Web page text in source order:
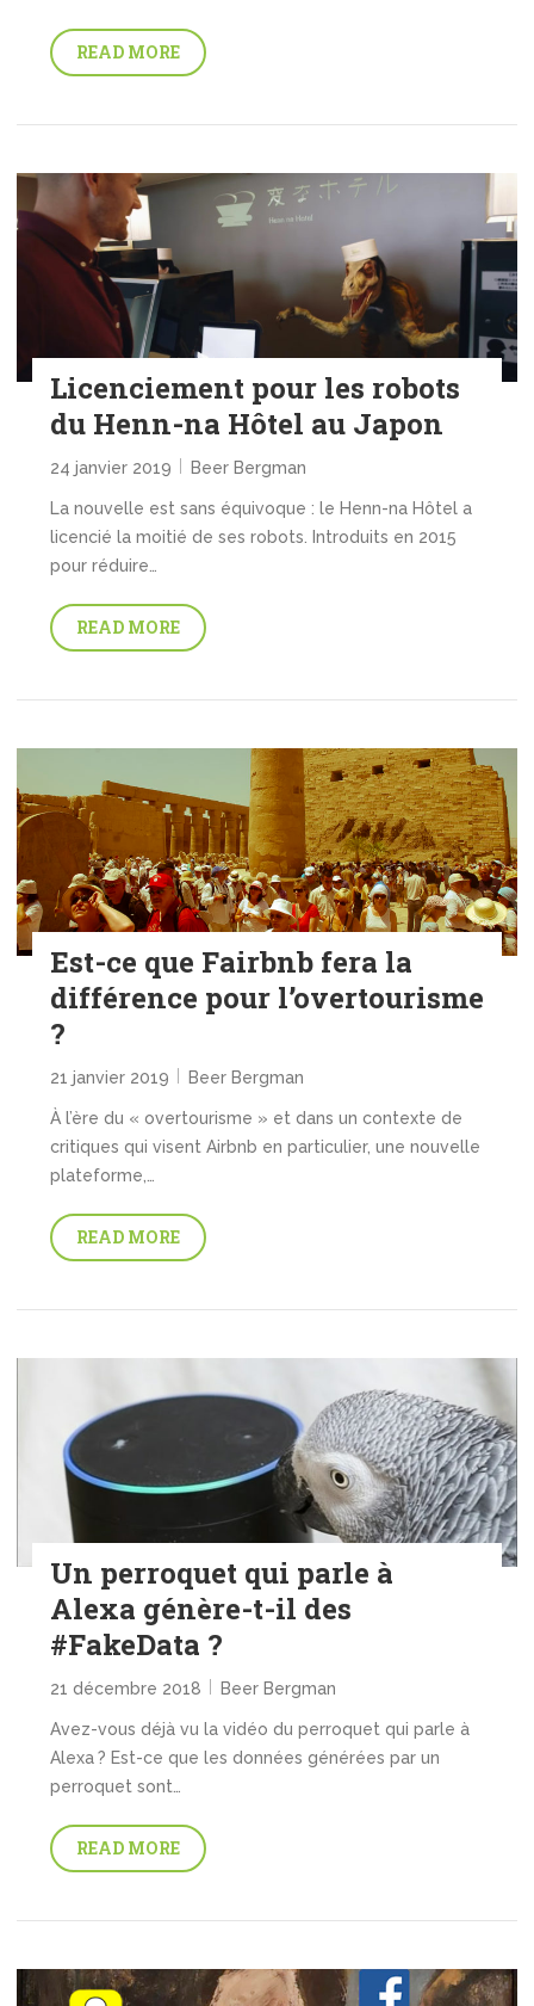
READ MORE
Licenciement pour les robots
du Henn-na Hôtel au Japon
24 janvier 2019 Beer Bergman
La nouvelle est sans équivoque : le Henn-na Hôtel a
licencié la moitié de ses robots. Introduits en 2015
pour réduire…
READ MORE
Est-ce que Fairbnb fera la
différence pour l’overtourisme
?
21 janvier 2019 Beer Bergman
À l’ère du « overtourisme » et dans un contexte de
critiques qui visent Airbnb en particulier, une nouvelle
plateforme,…
READ MORE
Un perroquet qui parle à
Alexa génère-t-il des
#FakeData ?
21 décembre 2018 Beer Bergman
Avez-vous déjà vu la vidéo du perroquet qui parle à
Alexa ? Est-ce que les données générées par un
perroquet sont…
READ MORE